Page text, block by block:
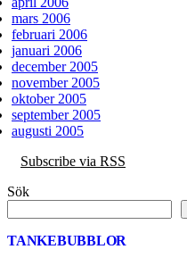
mars 2006
februari 2006
januari 2006
december 2005
november 2005
oktober 2005
september 2005
augusti 2005
Subscribe via RSS
Sök
TANKEBUBBLOR